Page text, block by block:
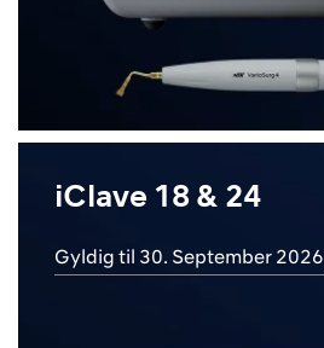
iClave 18 & 24
Gyldig til 30. September 2026